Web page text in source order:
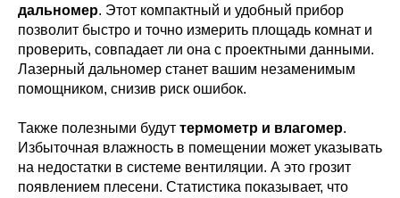
дальномер. Этот компактный и удобный прибор
позволит быстро и точно измерить площадь комнат и
проверить, совпадает ли она с проектными данными.
Лазерный дальномер станет вашим незаменимым
помощником, снизив риск ошибок.
Также полезными будут термометр и влагомер.
Избыточная влажность в помещении может указывать
на недостатки в системе вентиляции. А это грозит
появлением плесени. Статистика показывает, что